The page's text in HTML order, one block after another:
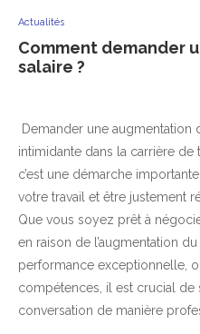
Actualités
Comment demander
salaire ?
Demander une augmentation
intimidante dans la carrière de
c’est une démarche
votre travail et être justement
Que vous soyez prêt à
en raison de l’augmentation
performance exceptionnelle,
compétences, il est crucial
conversation de manière